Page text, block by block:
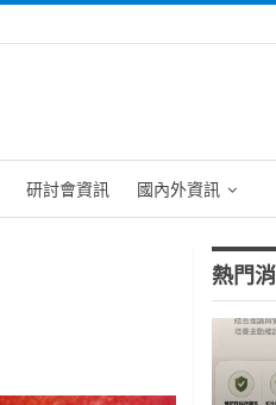
研討會資訊 國內外資訊
熱門